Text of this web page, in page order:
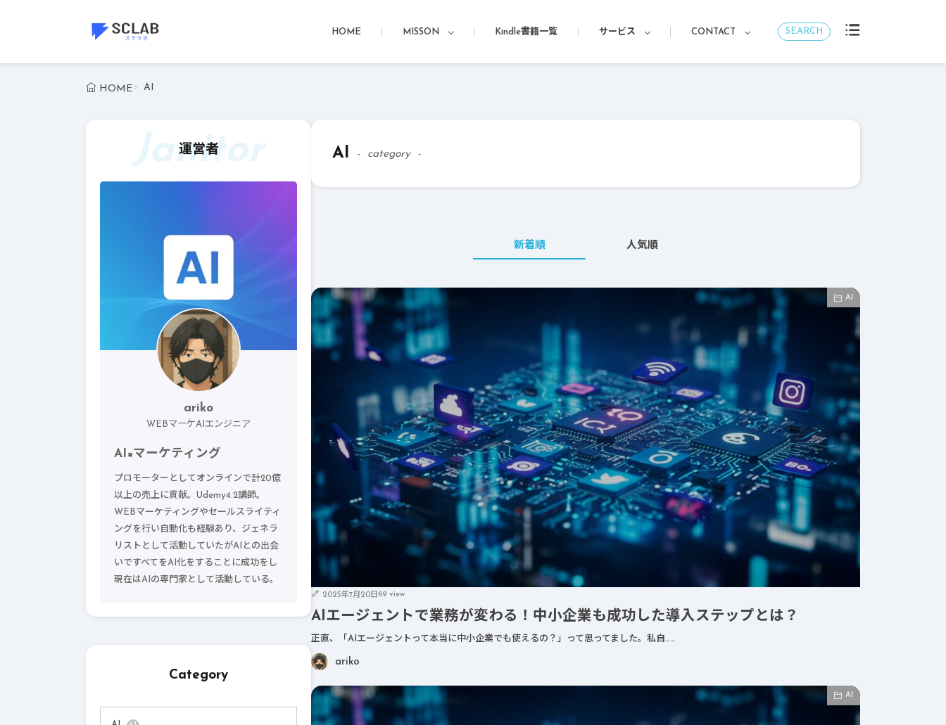
HOME MISSON Kindle書籍一覧 サービス CONTACT SEARCH
HOME AI
運営者
Janitor
ariko
WEBマーケAIエンジニア
AI×マーケティング
プロモーターとしてオンラインで計20億
以上の売上に貢献。Udemy4.2講師。
WEBマーケティングやセールスライティ
ングを行い自動化も経験あり、ジェネラ
リストとして活動していたがAIとの出会
いですべてをAI化をすることに成功をし
現在はAIの専門家として活動している。
Category
AI category
新着順 人気順
AI
2025年7月20日 69 view
AIエージェントで業務が変わる！中小企業も成功した導入ステップとは？
正直、「AIエージェントって本当に中小企業でも使えるの？」って思ってました。私自……
ariko
AI